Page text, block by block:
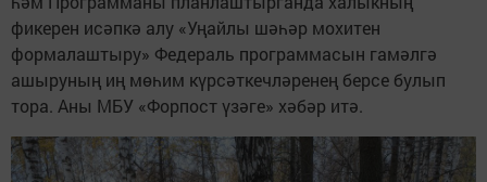
фикерен исәпкә алу «Уңайлы шәһәр мохитен
формалаштыру» Федераль программасын гамәлгә
ашыруның иң мөһим күрсәткечләренең берсе булып
тора. Аны МБУ «Форпост үзәге» хәбәр итә.